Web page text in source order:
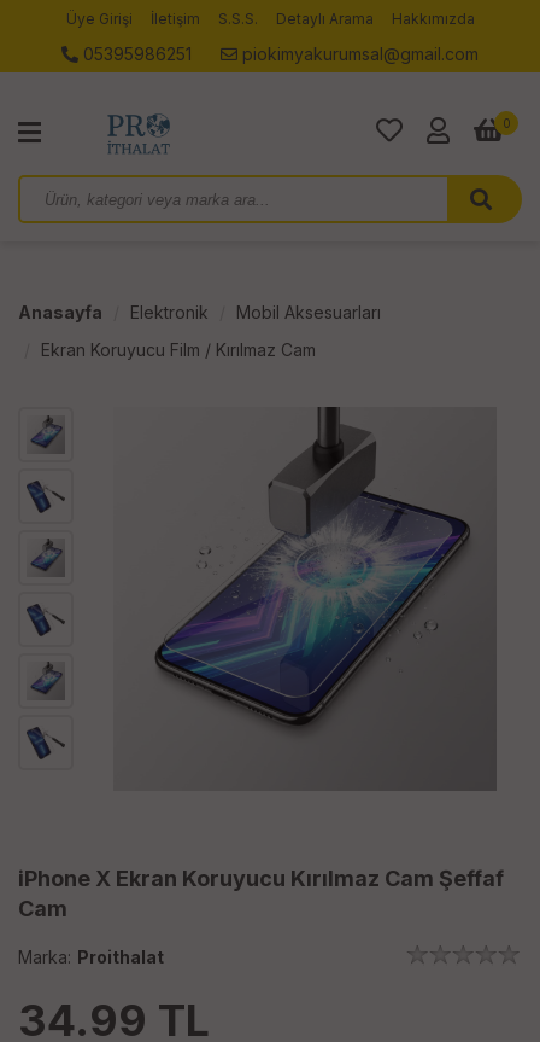
Üye Girişi İletişim S.S.S. Detaylı Arama Hakkımızda
05395986251 piokimyakurumsal@gmail.com
0
Anasayfa Elektronik
Mobil Aksesuarları
Ekran Koruyucu Film / Kırılmaz Cam
iPhone X Ekran Koruyucu Kırılmaz Cam Şeffaf
Cam
Marka: Proithalat
34.99 TL